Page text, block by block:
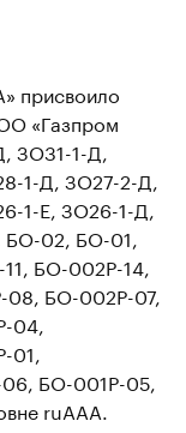
присвоило
«Газпром
ЗО31-1-Д,
1-Д, ЗО27-2-Д,
1-Е, ЗО26-1-Д,
02, БО-01,
БО-002Р-14,
БО-002Р-07,
04,
01,
БО-001Р-05,
ruAAA.